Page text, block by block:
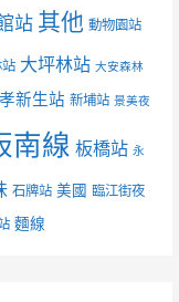
站 其他 動物園站
大坪林站 大安森林
新生站 新埔站 景美夜
南線 板橋站 永
石牌站 美國 臨江街夜
麵線